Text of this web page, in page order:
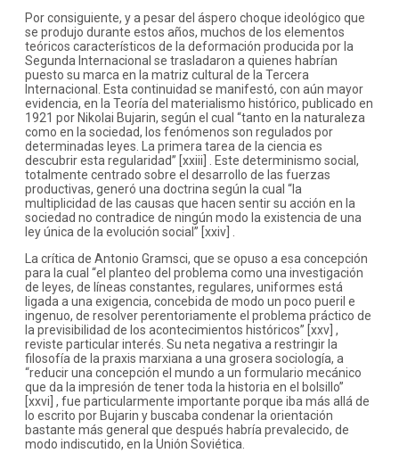
Por consiguiente, y a pesar del áspero choque ideológico que
se produjo durante estos años, muchos de los elementos
teóricos característicos de la deformación producida por la
Segunda Internacional se trasladaron a quienes habrían
puesto su marca en la matriz cultural de la Tercera
Internacional. Esta continuidad se manifestó, con aún mayor
evidencia, en la Teoría del materialismo histórico, publicado en
1921 por Nikolai Bujarin, según el cual “tanto en la naturaleza
como en la sociedad, los fenómenos son regulados por
determinadas leyes. La primera tarea de la ciencia es
descubrir esta regularidad” [xxiii] . Este determinismo social,
totalmente centrado sobre el desarrollo de las fuerzas
productivas, generó una doctrina según la cual “la
multiplicidad de las causas que hacen sentir su acción en la
sociedad no contradice de ningún modo la existencia de una
ley única de la evolución social” [xxiv] .
La crítica de Antonio Gramsci, que se opuso a esa concepción
para la cual “el planteo del problema como una investigación
de leyes, de líneas constantes, regulares, uniformes está
ligada a una exigencia, concebida de modo un poco pueril e
ingenuo, de resolver perentoriamente el problema práctico de
la previsibilidad de los acontecimientos históricos” [xxv] ,
reviste particular interés. Su neta negativa a restringir la
filosofía de la praxis marxiana a una grosera sociología, a
“reducir una concepción el mundo a un formulario mecánico
que da la impresión de tener toda la historia en el bolsillo”
[xxvi] , fue particularmente importante porque iba más allá de
lo escrito por Bujarin y buscaba condenar la orientación
bastante más general que después habría prevalecido, de
modo indiscutido, en la Unión Soviética.